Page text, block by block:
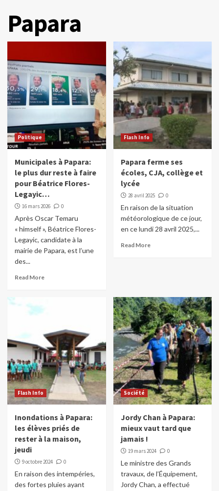
Papara
Politique
Municipales à Papara:
le plus dur reste à faire
pour Béatrice Flores-
Legayic…
16 mars 2026 0
Après Oscar Temaru
« himself », Béatrice Flores-
Legayic, candidate à la
mairie de Papara, est l’une
des...
Read More
Flash Info
Papara ferme ses
écoles, CJA, collège et
lycée
28 avril 2025 0
En raison de la situation
météorologique de ce jour,
en ce lundi 28 avril 2025,...
Read More
Flash Info
Inondations à Papara:
les élèves priés de
rester à la maison,
jeudi
9 octobre 2024 0
En raison des intempéries,
des fortes pluies ayant
Société
Jordy Chan à Papara:
mieux vaut tard que
jamais !
19 mars 2024 0
Le ministre des Grands
travaux, de l’Équipement,
Jordy Chan, a effectué